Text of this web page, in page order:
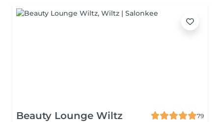
Beauty Lounge Wiltz
79